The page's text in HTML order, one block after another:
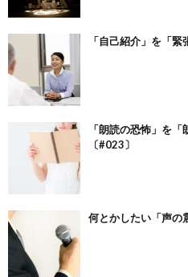
「自己紹介」を「
「朗読の恐怖」を
〔#023〕
何とかしたい「声